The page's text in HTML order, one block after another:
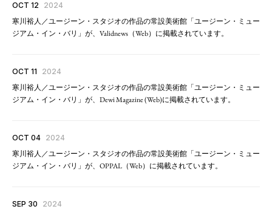
OCT 12 2024
寒川裕人／ユージーン・スタジオの作品の常設美術館「ユージーン・ミュー
ジアム・イン・バリ」が、Validnews（Web）に掲載されています。
OCT 11 2024
寒川裕人／ユージーン・スタジオの作品の常設美術館「ユージーン・ミュー
ジアム・イン・バリ」が、Dewi Magazine (Web)に掲載されています。
OCT 04 2024
寒川裕人／ユージーン・スタジオの作品の常設美術館「ユージーン・ミュー
ジアム・イン・バリ」が、OPPAL（Web）に掲載されています。
SEP 30 2024